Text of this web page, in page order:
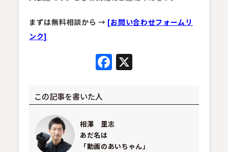
まずは無料相談から → [お問い合わせフォームリ
ンク]
Facebook
この記事を書いた人
相澤 里志
あだ名は
「動画のあいちゃん」